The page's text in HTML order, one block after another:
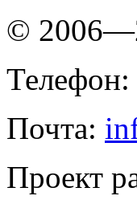
©
Почта:
Проект